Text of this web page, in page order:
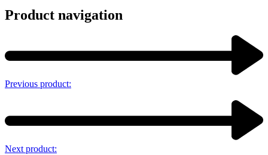
Product navigation
Previous product:
Next product: